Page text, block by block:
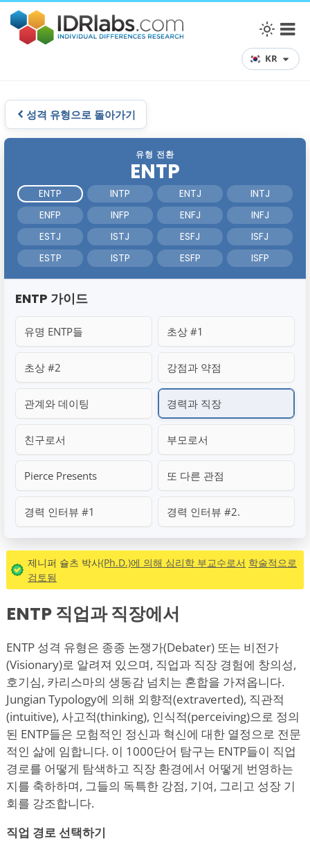
KR
성격 유형으로 돌아가기
유형 전환
ENTP
ENTP INTP ENTJ
INTJ
ENFP
INFP ENFJ
INFJ
ESTJ
ISTJ ESFJ
ISFJ
ESTP
ISTP ESFP ISFP
ENTP 가이드
유명 ENTP들 초상 #1
초상 #2 강점과 약점
관계와 데이팅 경력과 직장
친구로서 부모로서
Pierce Presents 또 다른 관점
경력 인터뷰 #1 경력 인터뷰 #2.
제니퍼 슐츠 박사(Ph.D.)에 의해 심리학 부교수로서 학술적으로
검토됨
ENTP 직업과 직장에서
ENTP 성격 유형은 종종 논쟁가(Debater) 또는 비전가
(Visionary)로 알려져 있으며, 직업과 직장 경험에 창의성,
호기심, 카리스마의 생동감 넘치는 혼합을 가져옵니다.
Jungian Typology에 의해 외향적(extraverted), 직관적
(intuitive), 사고적(thinking), 인식적(perceiving)으로 정의
된 ENTP들은 모험적인 정신과 혁신에 대한 열정으로 전문
적인 삶에 임합니다. 이 1000단어 탐구는 ENTP들이 직업
경로를 어떻게 탐색하고 직장 환경에서 어떻게 번영하는
지를 축하하며, 그들의 독특한 강점, 기여, 그리고 성장 기
회를 강조합니다.
직업 경로 선택하기